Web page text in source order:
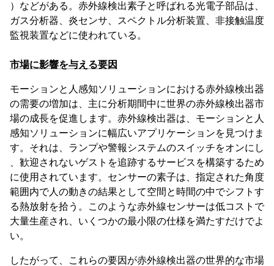
）などがある。赤外線検出素子と呼ばれる光電子部品は、
ガス分析器、炎センサ、スペクトル分析装置、非接触温度
監視装置などに使われている。
市場に影響を与える要因
モーションと人感知ソリューションにおける赤外線検出器
の需要の増加は、主に分析期間中に世界の赤外線検出器市
場の成長を促進します。赤外線検出器は、モーションと人
感知ソリューションに幅広いアプリケーションを見つけま
す。それは、ランプや警報システムのスイッチをオンにし
、歓迎されないゲストを追跡するサービスを構築するため
に使用されています。センサーの素子は、指定された角度
範囲内で人の動きの結果として空間と時間の中でシフトす
る熱放射を拾う。このような赤外線センサーは低コストで
大量生産され、いくつかの最小限の仕様を満たすだけでよ
い。
したがって、これらの要因が赤外線検出器の世界的な市場